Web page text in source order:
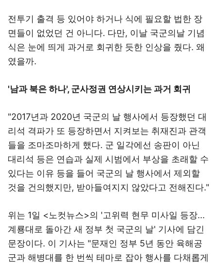
전투기 출격 등 있어야 하거나 식에 필요할 법한 장
면들이 없었던 건 아니다. 다만, 이날 국군의날 기념
식은 눈에 띄게 과거로 회귀한 듯한 인상을 줬다. 왜
였을까.
'남과 북은 하나', 군사정권 연상시키는 과거 회귀
"2017년과 2020년 국군의 날 행사에서 등장했던 대
리석 격파가 또 등장하면서 지켜보는 취재진과 관객
들을 조마조마하게 했다. 군 일각에선 송판이 아닌
대리석 등은 연습과 실제 시범에서 부상을 초래할 수
있다는 이유 등을 들어 국군의 날 행사에서 제외할
것을 건의했지만, 받아들여지지 않았다고 전해진다."
위는 1일 <노컷뉴스>의 '고위력 현무 미사일 등장...
계룡대로 돌아간 새 정부 첫 국군의 날' 기사에 담긴
문장이다. 이 기사는 "문재인 정부 5년 동안 육해공
군과 해병대를 한 번씩 테마로 잡아 행사를 다채롭게